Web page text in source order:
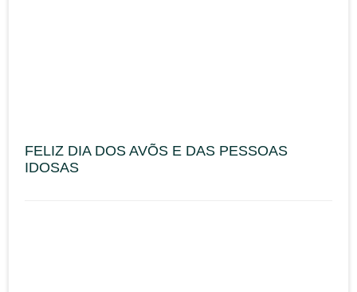
FELIZ DIA DOS AVÕS E DAS PESSOAS
IDOSAS